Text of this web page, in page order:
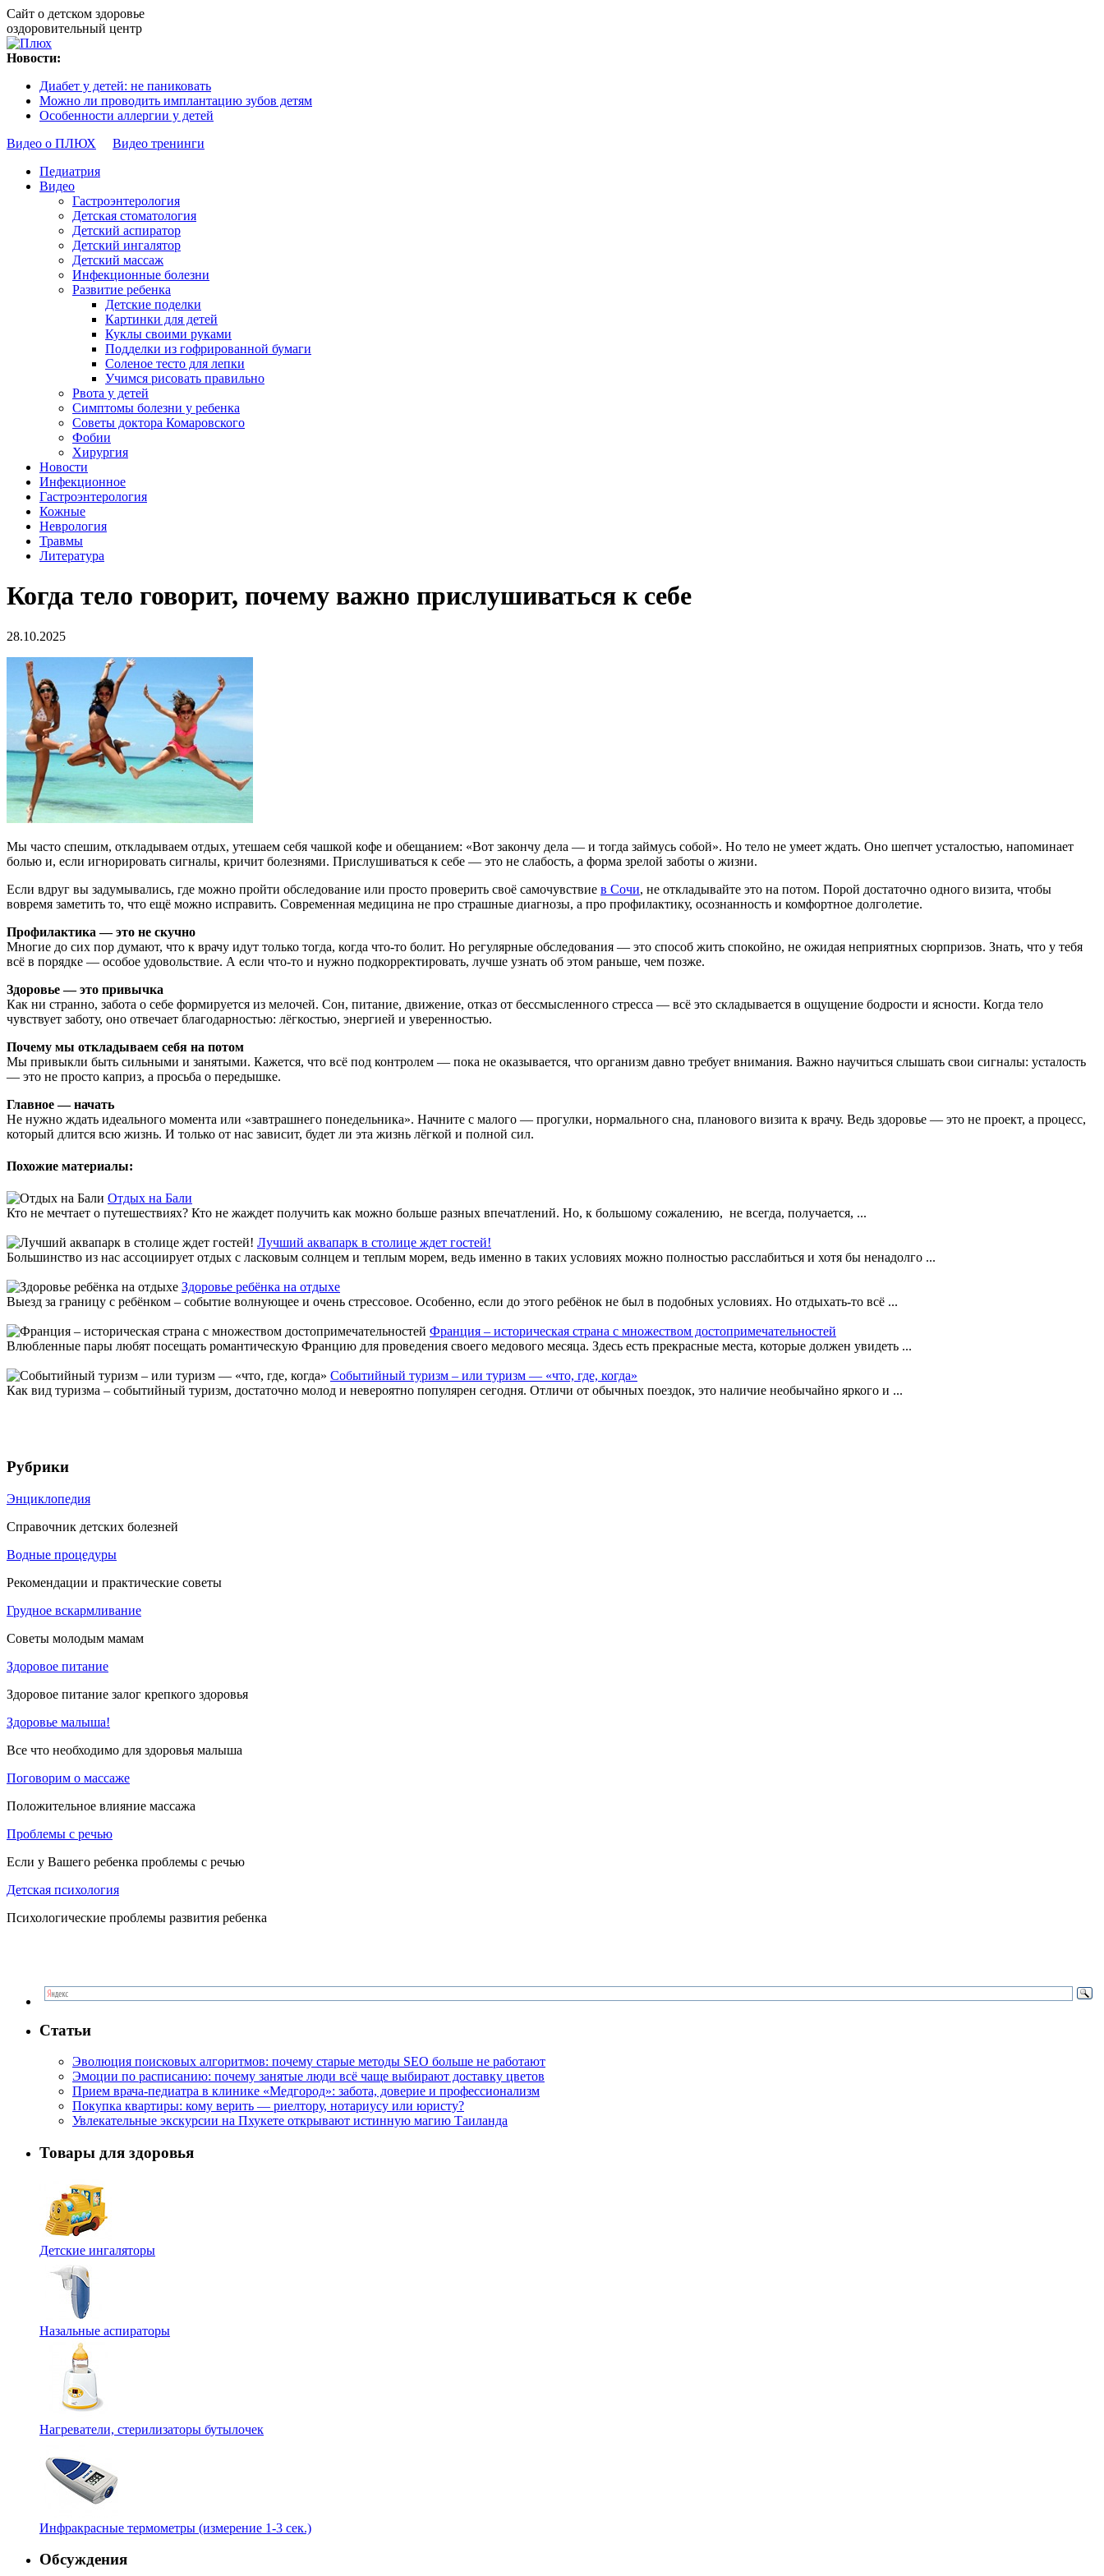
Сайт о детском здоровье
оздоровительный центр
Новости:
Диабет у детей: не паниковать
Можно ли проводить имплантацию зубов детям
Особенности аллергии у детей
Видео о ПЛЮХ
Видео тренинги
Педиатрия
Видео
Гастроэнтерология
Детская стоматология
Детский аспиратор
Детский ингалятор
Детский массаж
Инфекционные болезни
Развитие ребенка
Детские поделки
Картинки для детей
Куклы своими руками
Подделки из гофрированной бумаги
Соленое тесто для лепки
Учимся рисовать правильно
Рвота у детей
Симптомы болезни у ребенка
Советы доктора Комаровского
Фобии
Хирургия
Новости
Инфекционное
Гастроэнтерология
Кожные
Неврология
Травмы
Литература
Когда тело говорит, почему важно прислушиваться к себе
28.10.2025
Мы часто спешим, откладываем отдых, утешаем себя чашкой кофе и обещанием: «Вот закончу дела — и тогда займусь собой». Но тело не умеет ждать. Оно шепчет усталостью, напоминает
болью и, если игнорировать сигналы, кричит болезнями. Прислушиваться к себе — это не слабость, а форма зрелой заботы о жизни.
Если вдруг вы задумывались, где можно пройти обследование или просто проверить своё самочувствие в Сочи, не откладывайте это на потом. Порой достаточно одного визита, чтобы
вовремя заметить то, что ещё можно исправить. Современная медицина не про страшные диагнозы, а про профилактику, осознанность и комфортное долголетие.
Профилактика — это не скучно
Многие до сих пор думают, что к врачу идут только тогда, когда что-то болит. Но регулярные обследования — это способ жить спокойно, не ожидая неприятных сюрпризов. Знать, что у тебя
всё в порядке — особое удовольствие. А если что-то и нужно подкорректировать, лучше узнать об этом раньше, чем позже.
Здоровье — это привычка
Как ни странно, забота о себе формируется из мелочей. Сон, питание, движение, отказ от бессмысленного стресса — всё это складывается в ощущение бодрости и ясности. Когда тело
чувствует заботу, оно отвечает благодарностью: лёгкостью, энергией и уверенностью.
Почему мы откладываем себя на потом
Мы привыкли быть сильными и занятыми. Кажется, что всё под контролем — пока не оказывается, что организм давно требует внимания. Важно научиться слышать свои сигналы: усталость
— это не просто каприз, а просьба о передышке.
Главное — начать
Не нужно ждать идеального момента или «завтрашнего понедельника». Начните с малого — прогулки, нормального сна, планового визита к врачу. Ведь здоровье — это не проект, а процесс,
который длится всю жизнь. И только от нас зависит, будет ли эта жизнь лёгкой и полной сил.
Похожие материалы:
Отдых на Бали
Кто не мечтает о путешествиях? Кто не жаждет получить как можно больше разных впечатлений. Но, к большому сожалению, не всегда, получается, ...
Лучший аквапарк в столице ждет гостей!
Большинство из нас ассоциирует отдых с ласковым солнцем и теплым морем, ведь именно в таких условиях можно полностью расслабиться и хотя бы ненадолго ...
Здоровье ребёнка на отдыхе
Выезд за границу с ребёнком – событие волнующее и очень стрессовое. Особенно, если до этого ребёнок не был в подобных условиях. Но отдыхать-то всё ...
Франция – историческая страна с множеством достопримечательностей
Влюбленные пары любят посещать романтическую Францию для проведения своего медового месяца. Здесь есть прекрасные места, которые должен увидеть ...
Событийный туризм – или туризм — «что, где, когда»
Как вид туризма – событийный туризм, достаточно молод и невероятно популярен сегодня. Отличи от обычных поездок, это наличие необычайно яркого и ...
Рубрики
Энциклопедия
Справочник детских болезней
Водные процедуры
Рекомендации и практические советы
Грудное вскармливание
Советы молодым мамам
Здоровое питание
Здоровое питание залог крепкого здоровья
Здоровье малыша!
Все что необходимо для здоровья малыша
Поговорим о массаже
Положительное влияние массажа
Проблемы с речью
Если у Вашего ребенка проблемы с речью
Детская психология
Психологические проблемы развития ребенка
Статьи
Эволюция поисковых алгоритмов: почему старые методы SEO больше не работают
Эмоции по расписанию: почему занятые люди всё чаще выбирают доставку цветов
Прием врача-педиатра в клинике «Медгород»: забота, доверие и профессионализм
Покупка квартиры: кому верить — риелтору, нотариусу или юристу?
Увлекательные экскурсии на Пхукете открывают истинную магию Таиланда
Товары для здоровья
Детские ингаляторы
Назальные аспираторы
Нагреватели, стерилизаторы бутылочек
Инфракрасные термометры (измерение 1-3 сек.)
Обсуждения